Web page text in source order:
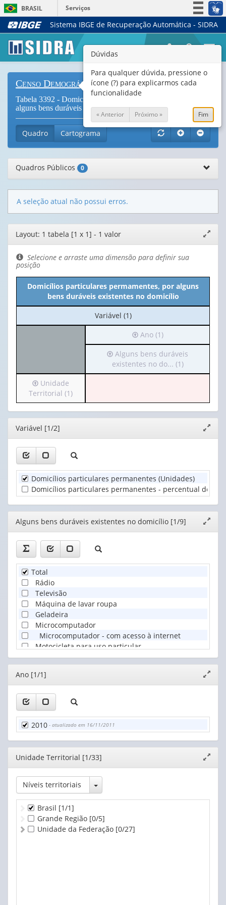
BRASIL
Serviços
Simplifique!
Legislação
Canais
Sistema IBGE de Recuperação Automática - SIDRA
Censo Demográfico
Tabela 3392 - Domicílios particulares permamentes, por
alguns bens duráveis existentes no domicílio (Vide Notas)
Quadro Cartograma
Quadros Públicos 0
A seleção atual não possui erros.
Editor
de
layout
janela
Layout: 1 tabela [1 x 1] - 1 valor
Selecione e arraste uma dimensão para definir sua
posição
Domicílios particulares permamentes, por alguns
bens duráveis existentes no domicílio
No
cabeçalho:
(1)
Variável (1)
Irá
para
o
cabeçalho
(possui
valor):
Ano (1)
Irá
para
o
apenas
1
no
do...
(1)
Alguns bens duráveis
existentes no do... (1)
Irá
para
o
cabeçalho
(possui
apenas
valor):
Unidade
Territorial
(1)
Unidade
Territorial (1)
Editor
janela
Variável [1/2]
Domicílios particulares permanentes (Unidades)
Domicílios particulares permanentes - percentual do
Editor
janela
Alguns bens duráveis existentes no domicílio [1/9]
Total
Rádio
Televisão
Máquina de lavar roupa
Geladeira
Microcomputador
Microcomputador - com acesso à internet
Motocicleta para uso particular
Automóvel para uso particular
Editor
janela
Ano [1/1]
2010 - atualizado em 16/11/2011
Editor
janela
Unidade Territorial [1/33]
Níveis territoriais Toggle Dropdown
Brasil [1/1]
Grande Região [0/5]
Unidade da Federação [0/27]
Dúvidas
Para qualquer dúvida, pressione o
ícone (?) para explicarmos cada
funcionalidade
« Anterior Próximo » Fim